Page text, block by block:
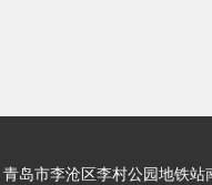
青岛市李沧区李村公园地铁站